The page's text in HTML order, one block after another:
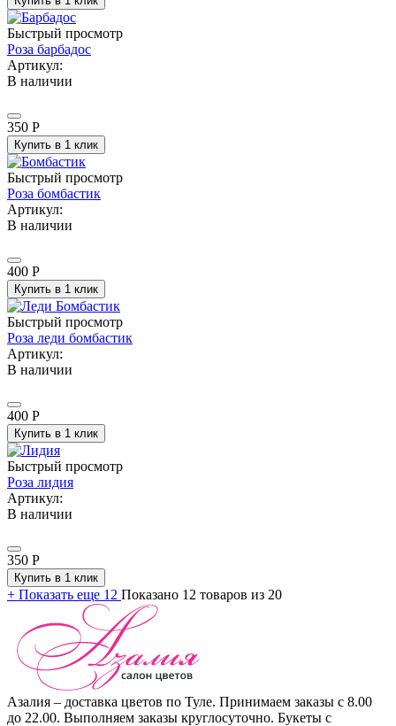
Быстрый просмотр
Роза барбадос
Артикул:
В наличии
350 Р
Купить в 1 клик
Быстрый просмотр
Роза бомбастик
Артикул:
В наличии
400 Р
Купить в 1 клик
Быстрый просмотр
Роза леди бомбастик
Артикул:
В наличии
400 Р
Купить в 1 клик
Быстрый просмотр
Роза лидия
Артикул:
В наличии
350 Р
Купить в 1 клик
+ Показать еще 12 Показано 12 товаров из 20
Азалия – доставка цветов по Туле. Принимаем заказы с 8.00
до 22.00. Выполняем заказы круглосуточно. Букеты с